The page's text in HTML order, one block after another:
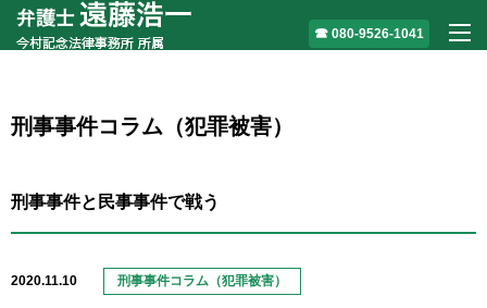
080-9526-1041
刑事事件コラム（犯罪被害）
刑事事件と民事事件で戦う
2020.11.10 刑事事件コラム（犯罪被害）